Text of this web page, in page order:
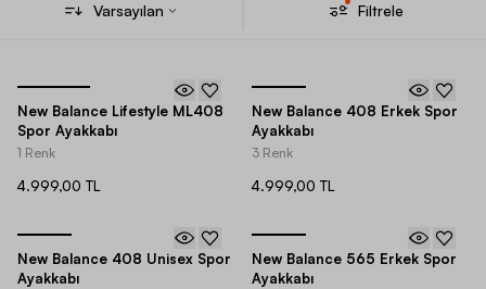
Varsayılan Filtrele
New Balance Lifestyle ML408
Spor Ayakkabı
1 Renk
4.999,00 TL
New Balance 408 Erkek Spor
Ayakkabı
3 Renk
4.999,00 TL
New Balance 408 Unisex Spor
Ayakkabı
New Balance 565 Erkek Spor
Ayakkabı